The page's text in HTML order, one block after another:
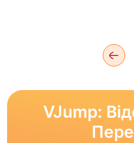
VJump: